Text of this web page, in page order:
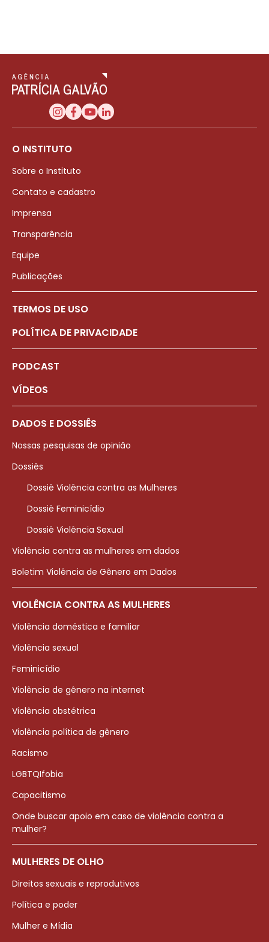
O INSTITUTO
Sobre o Instituto
Contato e cadastro
Imprensa
Transparência
Equipe
Publicações
TERMOS DE USO
POLÍTICA DE PRIVACIDADE
PODCAST
VÍDEOS
DADOS E DOSSIÊS
Nossas pesquisas de opinião
Dossiês
Dossiê Violência contra as Mulheres
Dossiê Feminicídio
Dossiê Violência Sexual
Violência contra as mulheres em dados
Boletim Violência de Gênero em Dados
VIOLÊNCIA CONTRA AS MULHERES
Violência doméstica e familiar
Violência sexual
Feminicídio
Violência de gênero na internet
Violência obstétrica
Violência política de gênero
Racismo
LGBTQIfobia
Capacitismo
Onde buscar apoio em caso de violência contra a
mulher?
MULHERES DE OLHO
Direitos sexuais e reprodutivos
Política e poder
Mulher e Mídia